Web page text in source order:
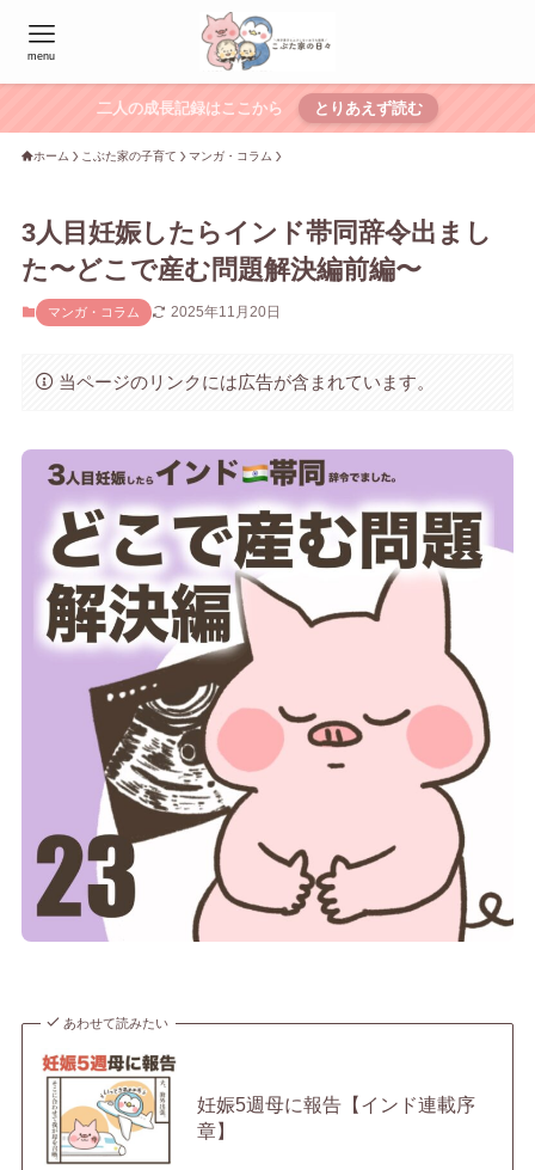
menu
二人の成長記録はここから とりあえず読む
ホーム こぶた家の子育て マンガ・コラム
3人目妊娠したらインド帯同辞令出まし
た〜どこで産む問題解決編前編〜
マンガ・コラム 2025年11月20日
当ページのリンクには広告が含まれています。
あわせて読みたい
妊娠5週母に報告【インド連載序
章】